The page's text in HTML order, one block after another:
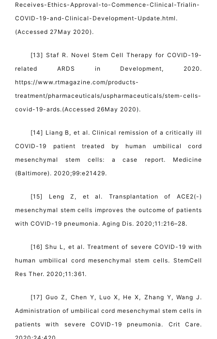
Receives-Ethics-Approval-to-Commence-Clinical-Trialin-
COVID-19-and-Clinical-Development-Update.html.
(Accessed 27May 2020).
[13] Staf R. Novel Stem Cell Therapy for COVID-19-
related ARDS in Development, 2020.
https://www.rtmagazine.com/products-
treatment/pharmaceuticals/uspharmaceuticals/stem-cells-
covid-19-ards.(Accessed 26May 2020).
[14] Liang B, et al. Clinical remission of a critically ill
COVID-19 patient treated by human umbilical cord
mesenchymal stem cells: a case report. Medicine
(Baltimore). 2020;99:e21429.
[15] Leng Z, et al. Transplantation of ACE2(-)
mesenchymal stem cells improves the outcome of patients
with COVID-19 pneumonia. Aging Dis. 2020;11:216–28.
[16] Shu L, et al. Treatment of severe COVID-19 with
human umbilical cord mesenchymal stem cells. StemCell
Res Ther. 2020;11:361.
[17] Guo Z, Chen Y, Luo X, He X, Zhang Y, Wang J.
Administration of umbilical cord mesenchymal stem cells in
patients with severe COVID-19 pneumonia. Crit Care.